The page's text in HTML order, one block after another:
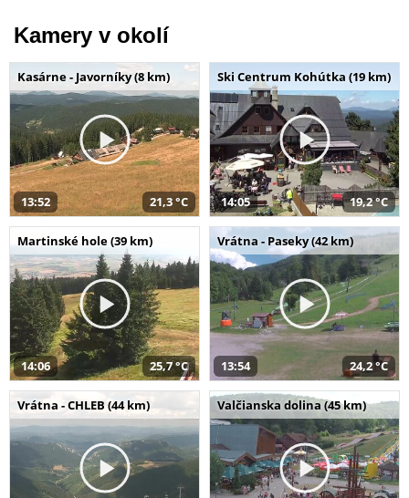
Kamery v okolí
Kasárne - Javorníky (8 km)
13:52 21,3 °C
Ski Centrum Kohútka (19 km)
14:05 19,2 °C
Martinské hole (39 km)
14:06 25,7 °C
Vrátna - Paseky (42 km)
13:54 24,2 °C
Vrátna - CHLEB (44 km) Valčianska dolina (45 km)